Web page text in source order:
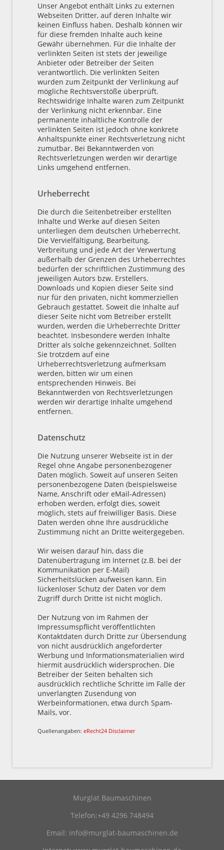
Unser Angebot enthält Links zu externen
Webseiten Dritter, auf deren Inhalte wir
keinen Einfluss haben. Deshalb können wir
für diese fremden Inhalte auch keine
Gewähr übernehmen. Für die Inhalte der
verlinkten Seiten ist stets der jeweilige
Anbieter oder Betreiber der Seiten
verantwortlich. Die verlinkten Seiten
wurden zum Zeitpunkt der Verlinkung auf
mögliche Rechtsverstöße überprüft.
Rechtswidrige Inhalte waren zum Zeitpunkt
der Verlinkung nicht erkennbar. Eine
permanente inhaltliche Kontrolle der
verlinkten Seiten ist jedoch ohne konkrete
Anhaltspunkte einer Rechtsverletzung nicht
zumutbar. Bei Bekanntwerden von
Rechtsverletzungen werden wir derartige
Links umgehend entfernen.
Urheberrecht
Die durch die Seitenbetreiber erstellten
Inhalte und Werke auf diesen Seiten
unterliegen dem deutschen Urheberrecht.
Die Vervielfältigung, Bearbeitung,
Verbreitung und jede Art der Verwertung
außerhalb der Grenzen des Urheberrechtes
bedürfen der schriftlichen Zustimmung des
jeweiligen Autors bzw. Erstellers.
Downloads und Kopien dieser Seite sind
nur für den privaten, nicht kommerziellen
Gebrauch gestattet. Soweit die Inhalte auf
dieser Seite nicht vom Betreiber erstellt
wurden, werden die Urheberrechte Dritter
beachtet. Insbesondere werden Inhalte
Dritter als solche gekennzeichnet. Sollten
Sie trotzdem auf eine
Urheberrechtsverletzung aufmerksam
werden, bitten wir um einen
entsprechenden Hinweis. Bei
Bekanntwerden von Rechtsverletzungen
werden wir derartige Inhalte umgehend
entfernen.
Datenschutz
Die Nutzung unserer Webseite ist in der
Regel ohne Angabe personenbezogener
Daten möglich. Soweit auf unseren Seiten
personenbezogene Daten (beispielsweise
Name, Anschrift oder eMail-Adressen)
erhoben werden, erfolgt dies, soweit
möglich, stets auf freiwilliger Basis. Diese
Daten werden ohne Ihre ausdrückliche
Zustimmung nicht an Dritte weitergegeben.
Wir weisen darauf hin, dass die
Datenübertragung im Internet (z.B. bei der
Kommunikation per E-Mail)
Sicherheitslücken aufweisen kann. Ein
lückenloser Schutz der Daten vor dem
Zugriff durch Dritte ist nicht möglich.
Der Nutzung von im Rahmen der
Impressumspflicht veröffentlichten
Kontaktdaten durch Dritte zur Übersendung
von nicht ausdrücklich angeforderter
Werbung und Informationsmaterialien wird
hiermit ausdrücklich widersprochen. Die
Betreiber der Seiten behalten sich
ausdrücklich rechtliche Schritte im Falle der
unverlangten Zusendung von
Werbeinformationen, etwa durch Spam-
Mails, vor.
Quellenangaben: eRecht24 Disclaimer
Murglat Baumaschinen
Telefon:+49 4296 748494
Email: info@murglat-baumaschinen.de